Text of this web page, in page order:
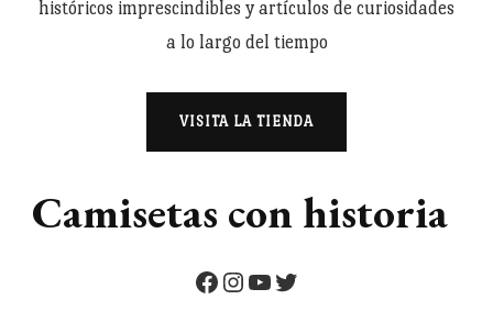
históricos imprescindibles y artículos de curiosidades
a lo largo del tiempo
VISITA LA TIENDA
Camisetas con historia
Facebook
Instagram
YouTube
Twitter